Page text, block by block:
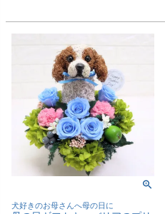
犬好きのお母さんへ母の日に